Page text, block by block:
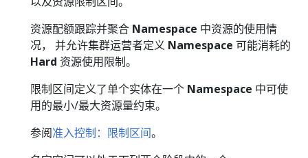
资源配额跟踪并聚合 Namespace 中资源的使用情
况， 并允许集群运营者定义 Namespace 可能消耗的
Hard 资源使用限制。
限制区间定义了单个实体在一个 Namespace 中可使
用的最小/最大资源量约束。
参阅准入控制：限制区间。